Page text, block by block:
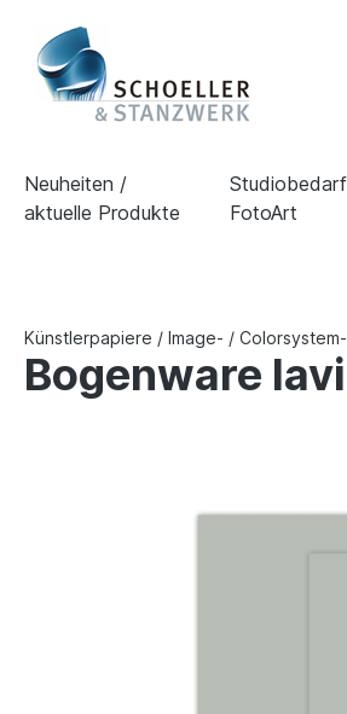
Neuheiten /
aktuelle Produkte
FotoArt
Künstlerpapiere / Image- /
Bogenware